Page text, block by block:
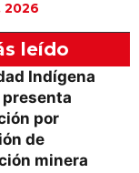
2026
leído
Indígena
por
de
minera